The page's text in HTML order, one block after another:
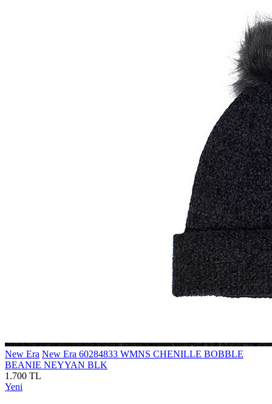
New Era New Era 60284833 WMNS CHENILLE BOBBLE
BEANIE NEYYAN BLK
1.700 TL
Yeni